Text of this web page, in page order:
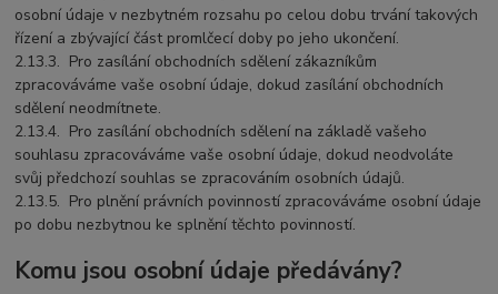
osobní údaje v nezbytném rozsahu po celou dobu trvání takových
řízení a zbývající část promlčecí doby po jeho ukončení.
2.13.3. Pro zasílání obchodních sdělení zákazníkům
zpracováváme vaše osobní údaje, dokud zasílání obchodních
sdělení neodmítnete.
2.13.4. Pro zasílání obchodních sdělení na základě vašeho
souhlasu zpracováváme vaše osobní údaje, dokud neodvoláte
svůj předchozí souhlas se zpracováním osobních údajů.
2.13.5. Pro plnění právních povinností zpracováváme osobní údaje
po dobu nezbytnou ke splnění těchto povinností.
Komu jsou osobní údaje předávány?